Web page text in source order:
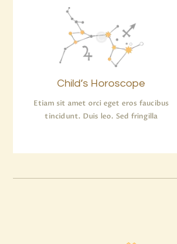
Child’s Horoscope
Etiam sit amet orci eget eros faucibus
tincidunt. Duis leo. Sed fringilla